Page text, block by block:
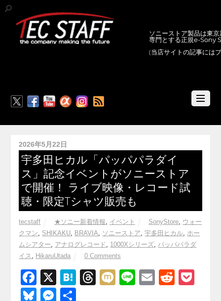
ソニーストア製品は東
専門とする正規e-Sony
(当店サイトの記事には
2026年5月22日
宇多田ヒカル「パッパパラダイ
ス」記念イベントがソニーストア
で開催！ ライブ映像・レコード試
聴・限定Tシャツ販売も
tecstaff ★ソニー新着情報, イベント SonyStore, ウォー
クマン, SHIKAKU, BRAVIA, ソニーストア,宇多田ヒカル, ホー
ムシアター, アナログレコード , 1000Xシリーズ,パッパパラダ
イス , HikaruUtada 0 Comments
F
a
X
H
T
M
Li
E
R
Bl
M